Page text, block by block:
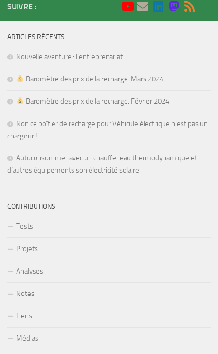
SUIVRE :
ARTICLES RÉCENTS
Nouvelle aventure : l’entreprenariat
Baromètre des prix de la recharge. Mars 2024
Baromètre des prix de la recharge. Février 2024
Non ce boîtier de recharge pour Véhicule électrique n’est pas un
chargeur !
Autoconsommer avec un chauffe-eau thermodynamique et
d’autres équipements son électricité solaire
CONTRIBUTIONS
Tests
Projets
Analyses
Notes
Liens
Médias